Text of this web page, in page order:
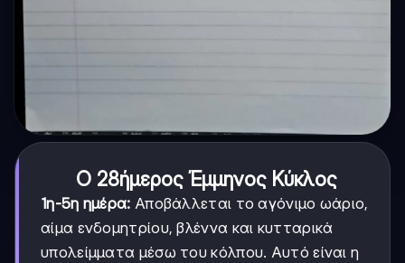
Ο 28ήμερος Έμμηνος Κύκλος
1η-5η ημέρα: Αποβάλλεται το αγόνιμο ωάριο,
αίμα ενδομητρίου, βλέννα και κυτταρικά
υπολείμματα μέσω του κόλπου. Αυτό είναι η